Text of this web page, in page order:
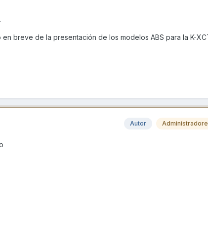
breve de la presentación de los modelos ABS para la K-
Autor